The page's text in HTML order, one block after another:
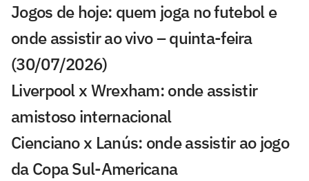
Jogos de hoje: quem joga no futebol e
onde assistir ao vivo – quinta-feira
(30/07/2026)
Liverpool x Wrexham: onde assistir
amistoso internacional
Cienciano x Lanús: onde assistir ao jogo
da Copa Sul-Americana